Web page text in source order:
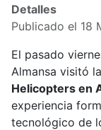
Detalles
Publicado el 18
El pasado
Almansa visitó
Helicopters en
experiencia
tecnológico de